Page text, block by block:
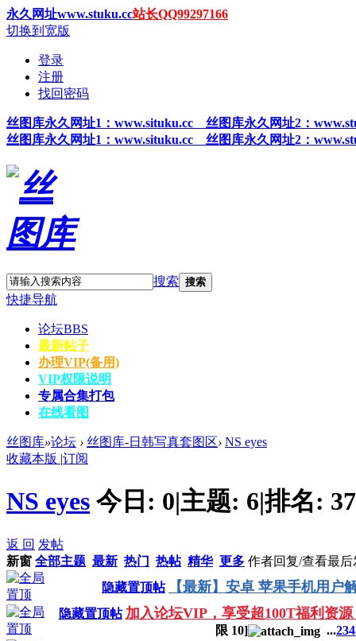
永久网址www.stuku.cc站长QQ99297166
切换到宽版
登录
注册
找回密码
丝图 库永久网址1 ：www.situku.cc 丝图库永久网址2：
丝图 库永久网址1 ：www.situku.cc 丝图库永久网址2：
搜索 搜索
快捷导航
论坛BBS
最新帖子
办理VIP(备用)
VIP权限说明
专属合集打包
在线看图
丝图库»论坛 › 丝图库-日韩写真套图区› NS eyes
收藏本版 |订阅
NS eyes 今日: 0|主题: 6|排名: 37
返 回 发帖
新窗 全部主题 最新 热门 热帖 精华 更多 作者回复/查看最后
隐藏置顶帖
【最新】安卓 苹果手机用户
隐藏置顶帖 加入论坛VIP，享受超100T福利资
限 10] ...234